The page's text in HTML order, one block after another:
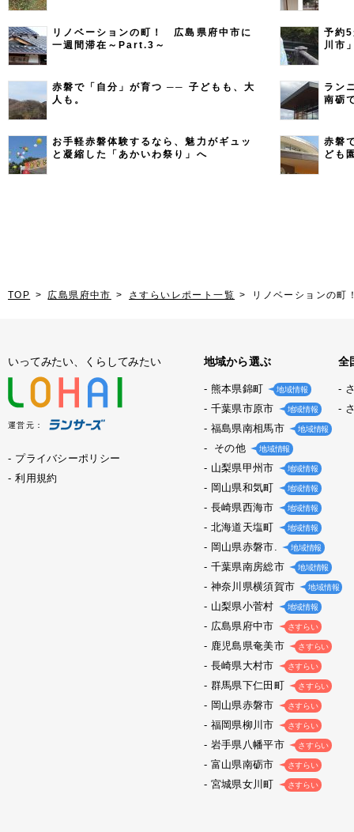
リノベーションの町！ 広島県府中市に
一週間滞在～Part.3～
予約
川市
赤磐で「自分」が育つ ── 子どもも、大
人も。
ラン
南砺
お手軽赤磐体験するなら、魅力がギュッ
と凝縮した「あかいわ祭り」へ
赤磐
ども
TOP 広島県府中市 さすらいレポート一覧 リノベーションの
いってみたい、くらしてみたい
運営元：
プライバシーポリシー
利用規約
地域から選ぶ
熊本県錦町 地域情報
千葉県市原市 地域情報
福島県南相馬市 地域情報
その他 地域情報
山梨県甲州市 地域情報
岡山県和気町 地域情報
長崎県西海市 地域情報
北海道天塩町 地域情報
岡山県赤磐市. 地域情報
千葉県南房総市 地域情報
神奈川県横須賀市 地域情報
山梨県小菅村 地域情報
広島県府中市 さすらい
鹿児島県奄美市 さすらい
長崎県大村市 さすらい
群馬県下仁田町 さすらい
岡山県赤磐市 さすらい
福岡県柳川市 さすらい
岩手県八幡平市 さすらい
富山県南砺市 さすらい
宮城県女川町 さすらい
全